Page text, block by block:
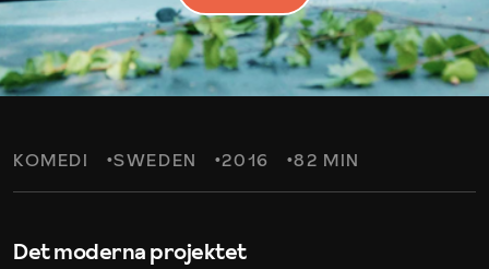
KOMEDI SWEDEN 2016 82 MIN
Det moderna projektet